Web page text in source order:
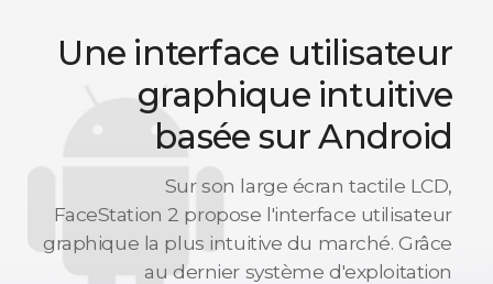
Une interface utilisateur
graphique intuitive
basée sur Android
Sur son large écran tactile LCD,
FaceStation 2 propose l'interface utilisateur
graphique la plus intuitive du marché. Grâce
au dernier système d'exploitation